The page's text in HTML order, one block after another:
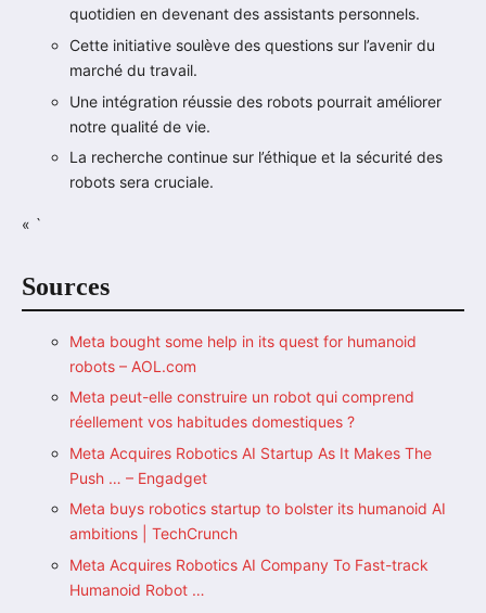
quotidien en devenant des assistants personnels.
Cette initiative soulève des questions sur l’avenir du
marché du travail.
Une intégration réussie des robots pourrait améliorer
notre qualité de vie.
La recherche continue sur l’éthique et la sécurité des
robots sera cruciale.
« `
Sources
Meta bought some help in its quest for humanoid
robots – AOL.com
Meta peut-elle construire un robot qui comprend
réellement vos habitudes domestiques ?
Meta Acquires Robotics AI Startup As It Makes The
Push … – Engadget
Meta buys robotics startup to bolster its humanoid AI
ambitions | TechCrunch
Meta Acquires Robotics AI Company To Fast-track
Humanoid Robot …